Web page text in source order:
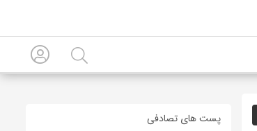
پست های تصادفی